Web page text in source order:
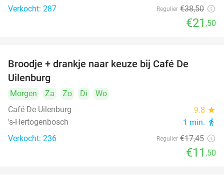
Verkocht: 287 Regulier €38,50
€21 ,50
Broodje + drankje naar keuze bij Café De
Uilenburg
Morgen Za Zo Di
Wo
Café De Uilenburg
9.8 star
's-Hertogenbosch 1 min. directions_walk
Verkocht: 236 Regulier €17,45
€11 ,50